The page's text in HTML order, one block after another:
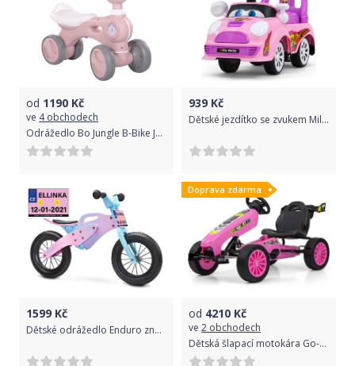
od 1190 Kč
ve 4 obchodech
Odrážedlo Bo Jungle B-Bike Jumpy Pink 2021
939 Kč
Dětské jezdítko se zvukem Milly Mally JOY pastel pink
1599 Kč
Dětské odrážedlo Enduro značky Toyz, dřevěné, barva růžová, s osobní SPZ Text na SPZ: MiniSagan, Barva SPZ: modrá
Doprava zdarma
od 4210 Kč
ve 2 obchodech
Dětská šlapací motokára Go-kart Milly Mally Rocket růžová